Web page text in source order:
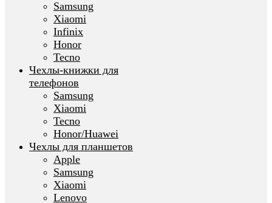
Samsung
Xiaomi
Infinix
Honor
Tecno
Чехлы-книжки для
телефонов
Samsung
Xiaomi
Tecno
Honor/Huawei
Чехлы для планшетов
Apple
Samsung
Xiaomi
Lenovo